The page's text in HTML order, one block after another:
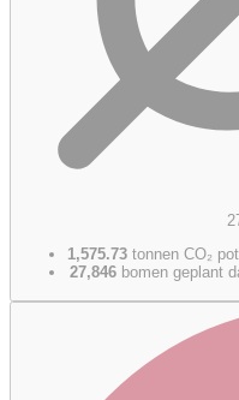
1,575.73 tonnen CO₂
27,846 bomen geplant